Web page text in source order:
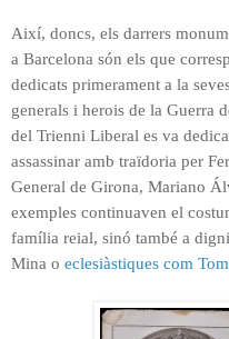
Així, doncs, els darrers
a Barcelona són els que
dedicats primerament a la
generals i herois de la Guerra
del Trienni Liberal es va
assassinar amb traïdoria per
General de Girona, Mariano
exemples continuaven el
família reial, sinó també a
Mina o eclesiàstiques com